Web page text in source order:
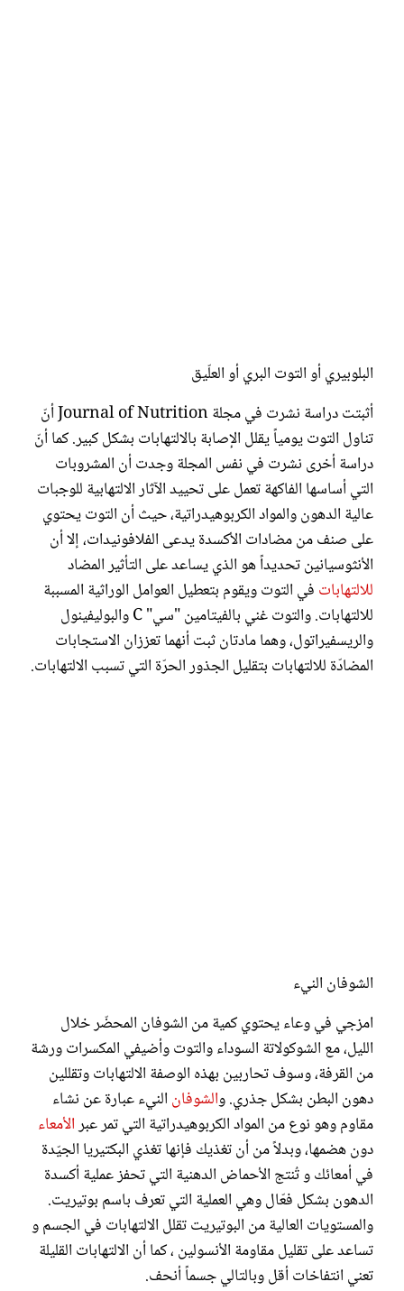
البلوبيري أو التوت البري أو العلّيق
أثبتت دراسة نشرت في مجلة Journal of Nutrition أنّ
تناول التوت يومياً يقلل الإصابة بالالتهابات بشكل كبير. كما أنّ
دراسة أخرى نشرت في نفس المجلة وجدت أن المشروبات
التي أساسها الفاكهة تعمل على تحييد الآثار الالتهابية للوجبات
عالية الدهون والمواد الكربوهيدراتية، حيث أن التوت يحتوي
على صنف من مضادات الأكسدة يدعى الفلافونيدات، إلا أن
الأنثوسيانين تحديداً هو الذي يساعد على التأثير المضاد
للالتهابات في التوت ويقوم بتعطيل العوامل الوراثية المسببة
للالتهابات. والتوت غني بالفيتامين "سي" C والبوليفينول
والريسفيراتول، وهما مادتان ثبت أنهما تعززان الاستجابات
المضادّة للالتهابات بتقليل الجذور الحرّة التي تسبب الالتهابات.
الشوفان النيء
امزجي في وعاء يحتوي كمية من الشوفان المحضّر خلال
الليل، مع الشوكولاتة السوداء والتوت وأضيفي المكسرات ورشة
من القرفة، وسوف تحاربين بهذه الوصفة الالتهابات وتقللين
دهون البطن بشكل جذري. والشوفان النيء عبارة عن نشاء
مقاوم وهو نوع من المواد الكربوهيدراتية التي تمر عبرالأمعاء
دون هضمها، وبدلاً من أن تغذيك فإنها تغذي البكتيريا الجيّدة
في أمعائك و تُنتج الأحماض الدهنية التي تحفز عملية أكسدة
الدهون بشكل فعّال وهي العملية التي تعرف باسم بوتيريت.
والمستويات العالية من البوتيريت تقلل الالتهابات في الجسم و
تساعد على تقليل مقاومة الأنسولين ، كما أن الالتهابات القليلة
تعني انتفاخات أقل وبالتالي جسماً أنحف.